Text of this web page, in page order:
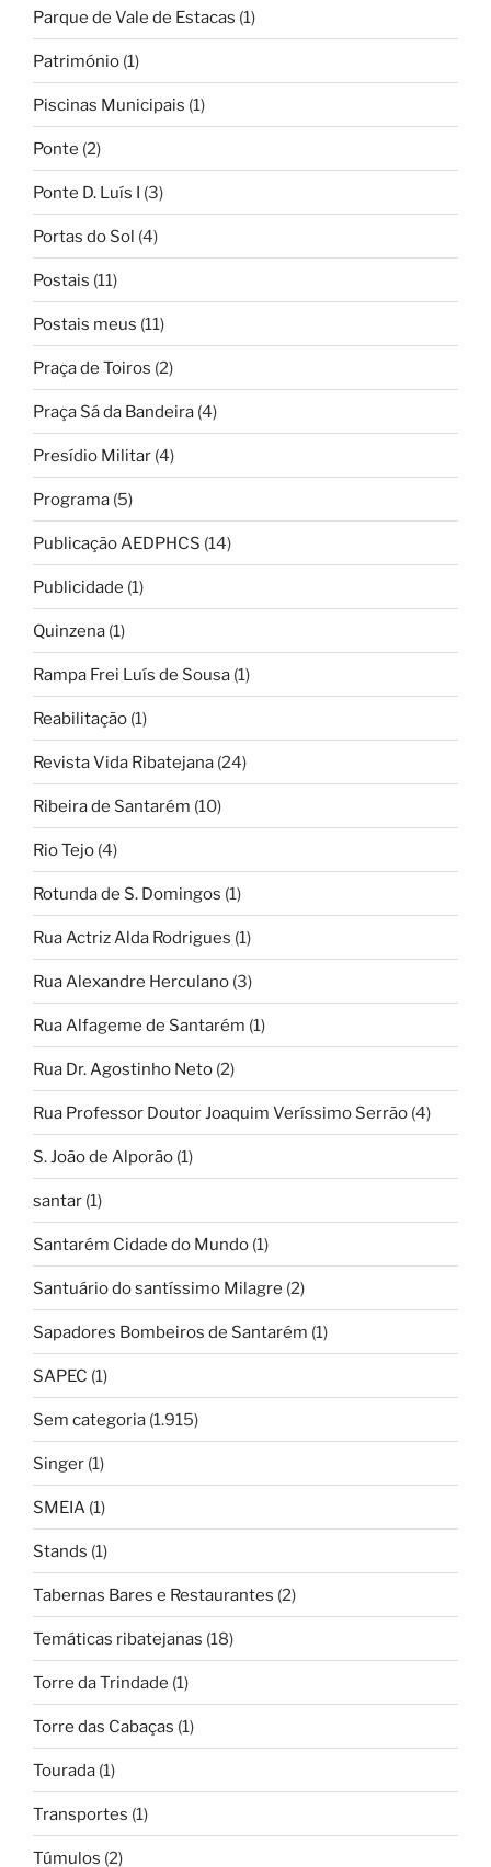
Parque de Vale de Estacas (1)
Património (1)
Piscinas Municipais (1)
Ponte (2)
Ponte D. Luís I (3)
Portas do Sol (4)
Postais (11)
Postais meus (11)
Praça de Toiros (2)
Praça Sá da Bandeira (4)
Presídio Militar (4)
Programa (5)
Publicação AEDPHCS (14)
Publicidade (1)
Quinzena (1)
Rampa Frei Luís de Sousa (1)
Reabilitação (1)
Revista Vida Ribatejana (24)
Ribeira de Santarém (10)
Rio Tejo (4)
Rotunda de S. Domingos (1)
Rua Actriz Alda Rodrigues (1)
Rua Alexandre Herculano (3)
Rua Alfageme de Santarém (1)
Rua Dr. Agostinho Neto (2)
Rua Professor Doutor Joaquim Veríssimo Serrão (4)
S. João de Alporão (1)
santar (1)
Santarém Cidade do Mundo (1)
Santuário do santíssimo Milagre (2)
Sapadores Bombeiros de Santarém (1)
SAPEC (1)
Sem categoria (1.915)
Singer (1)
SMEIA (1)
Stands (1)
Tabernas Bares e Restaurantes (2)
Temáticas ribatejanas (18)
Torre da Trindade (1)
Torre das Cabaças (1)
Tourada (1)
Transportes (1)
Túmulos (2)